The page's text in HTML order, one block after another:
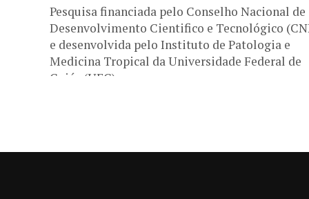
Pesquisa financiada pelo Conselho Nacional de
Desenvolvimento Cientifico e Tecnológico
e desenvolvida pelo Instituto de Patologia e
Medicina Tropical da Universidade Federal de
Goiás (UFG)...